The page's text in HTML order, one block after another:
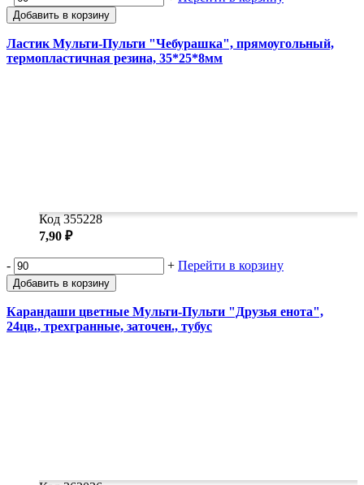
Добавить в корзину
Ластик Мульти-Пульти "Чебурашка", прямоугольный,
термопластичная резина, 35*25*8мм
Код 355228
7,90 ₽
- + Перейти в корзину
Добавить в корзину
Карандаши цветные Мульти-Пульти "Друзья енота",
24цв., трехгранные, заточен., тубус